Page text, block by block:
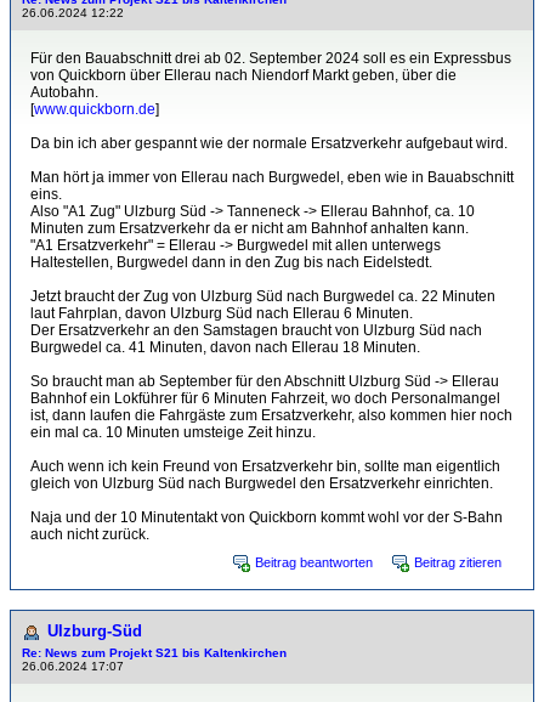
26.06.2024 12:22
Für den Bauabschnitt drei ab 02. September 2024 soll es ein Expressbus
von Quickborn über Ellerau nach Niendorf Markt geben, über die
Autobahn.
[www.quickborn.de]
Da bin ich aber gespannt wie der normale Ersatzverkehr aufgebaut wird.
Man hört ja immer von Ellerau nach Burgwedel, eben wie in Bauabschnitt
eins.
Also "A1 Zug" Ulzburg Süd -> Tanneneck -> Ellerau Bahnhof, ca. 10
Minuten zum Ersatzverkehr da er nicht am Bahnhof anhalten kann.
"A1 Ersatzverkehr" = Ellerau -> Burgwedel mit allen unterwegs
Haltestellen, Burgwedel dann in den Zug bis nach Eidelstedt.
Jetzt braucht der Zug von Ulzburg Süd nach Burgwedel ca. 22 Minuten
laut Fahrplan, davon Ulzburg Süd nach Ellerau 6 Minuten.
Der Ersatzverkehr an den Samstagen braucht von Ulzburg Süd nach
Burgwedel ca. 41 Minuten, davon nach Ellerau 18 Minuten.
So braucht man ab September für den Abschnitt Ulzburg Süd -> Ellerau
Bahnhof ein Lokführer für 6 Minuten Fahrzeit, wo doch Personalmangel
ist, dann laufen die Fahrgäste zum Ersatzverkehr, also kommen hier noch
ein mal ca. 10 Minuten umsteige Zeit hinzu.
Auch wenn ich kein Freund von Ersatzverkehr bin, sollte man eigentlich
gleich von Ulzburg Süd nach Burgwedel den Ersatzverkehr einrichten.
Naja und der 10 Minutentakt von Quickborn kommt wohl vor der S-Bahn
auch nicht zurück.
Beitrag beantworten Beitrag zitieren
Ulzburg-Süd
Re: News zum Projekt S21 bis Kaltenkirchen
26.06.2024 17:07